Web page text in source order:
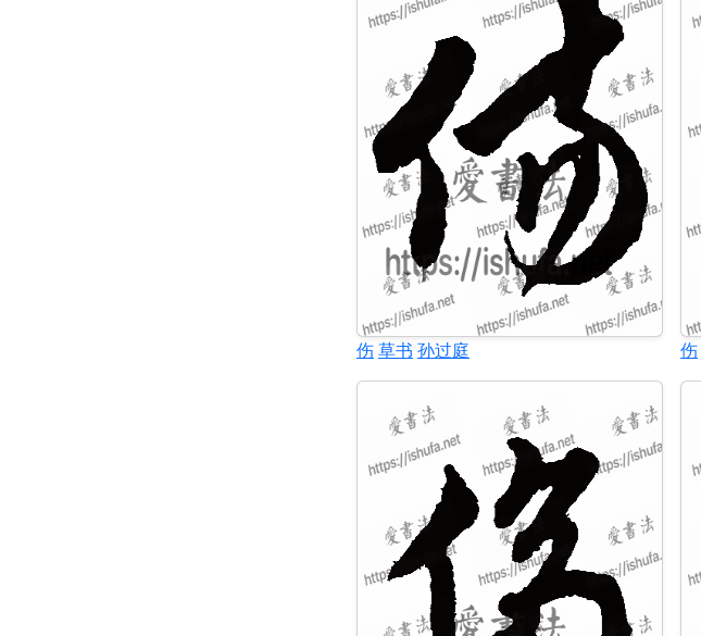
伤草书 孙过庭 伤